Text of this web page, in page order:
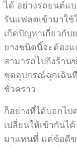
ได้ อย่างรถยนต์แ
รันแฟลตเข้ามาใ
เกิดปัญหาเกี่ยวกั
ยางชนิดนี้จะต้องแ
สามารถไปถึงร้าน
ชุดอุปกรณ์ฉุกเฉิน
ชั่วคราว
ก็อย่างที่ได้บอกไป
เปลี่ยนให้เข้ากันไ
มาแทนที่ แต่ข้อดี